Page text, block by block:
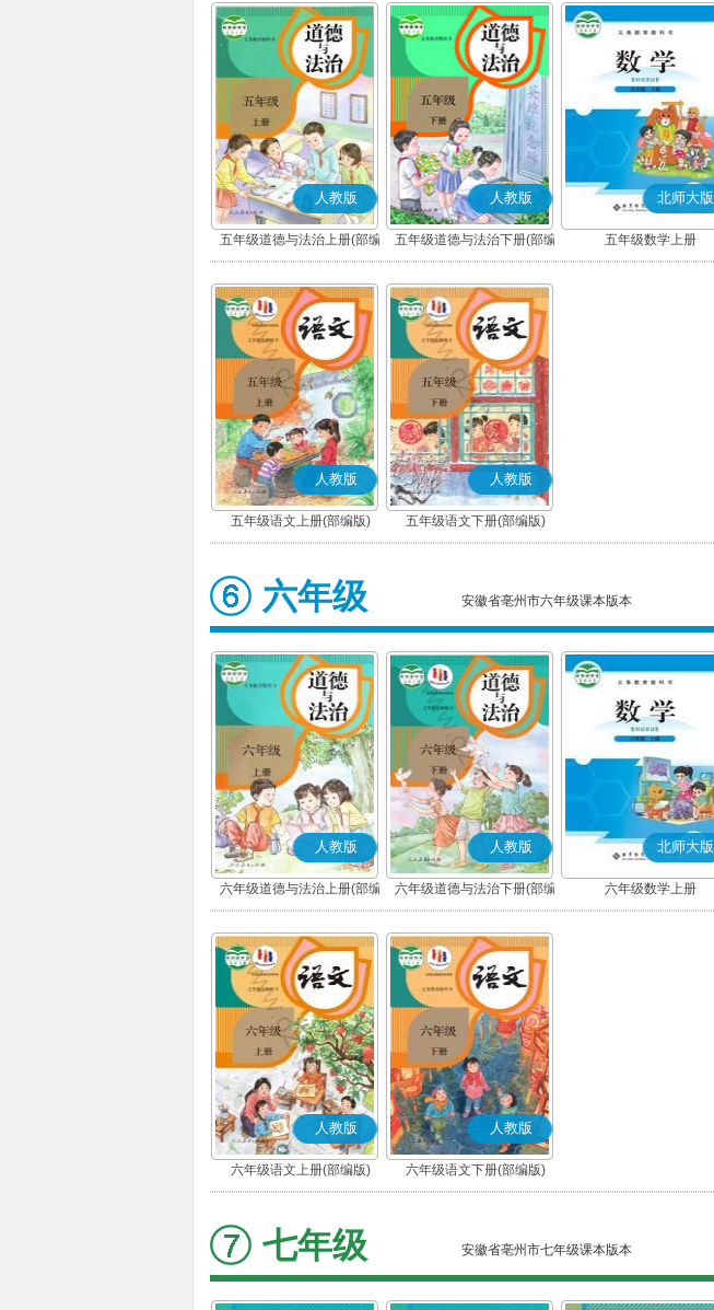
人教版
五年级道德与法治上册(部编
版)
人教版
五年级道德与法治下册(部编
版)
北师大版
五年级数学上册
人教版
五年级语文上册(部编版)
人教版
五年级语文下册(部编版)
六年级 安徽省亳州市六年级课本版本
人教版
六年级道德与法治上册(部编
版)
人教版
六年级道德与法治下册(部编
版)
北师大版
六年级数学上册
人教版
六年级语文上册(部编版)
人教版
六年级语文下册(部编版)
七年级 安徽省亳州市七年级课本版本